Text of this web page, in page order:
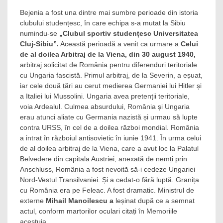
Bejenia a fost una dintre mai sumbre perioade din istoria
clubului studențesc, în care echipa s-a mutat la Sibiu
numindu-se „Clubul sportiv studențesc Universitatea
Cluj-Sibiu”. Această perioadă a venit ca urmare a Celui
de al doilea Arbitraj de la Viena, din 30 august 1940,
arbitraj solicitat de România pentru diferenduri teritoriale
cu Ungaria fascistă. Primul arbitraj, de la Severin, a eșuat,
iar cele două țări au cerut medierea Germaniei lui Hitler și
a Italiei lui Mussolini. Ungaria avea pretenții teritoriale,
voia Ardealul. Culmea absurdului, România și Ungaria
erau atunci aliate cu Germania nazistă și urmau să lupte
contra URSS, în cel de a doilea război mondial. România
a intrat în războiul antisovietic în iunie 1941. În urma celui
de al doilea arbitraj de la Viena, care a avut loc la Palatul
Belvedere din capitala Austriei, anexată de nemți prin
Anschluss, România a fost nevoită să-i cedeze Ungariei
Nord-Vestul Transilvaniei. Și a cedat-o fără luptă. Granița
cu România era pe Feleac. A fost dramatic. Ministrul de
externe Mihail Manoilescu a leșinat după ce a semnat
actul, conform martorilor oculari citați în Memoriile